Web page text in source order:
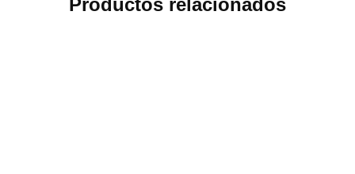
Productos relacionados